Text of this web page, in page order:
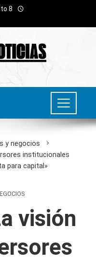
8
y negocios
institucionales
para capital»
visión